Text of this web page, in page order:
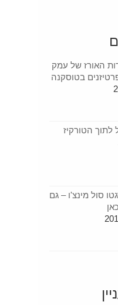
האורז של עמק
בטוסקנה
לתוך הטורקיז
סול מינצ'ו – גם